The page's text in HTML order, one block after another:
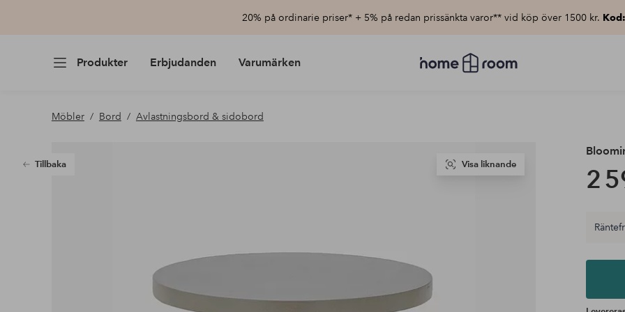
20% på ordinarie priser* + 5% på redan prissänkta varor** vid köp över 1500 kr.
Produkter Erbjudanden Varumärken
Homeroom
–
Möbler Bord Avlastningsbord & sidobord
Tillbaka Visa liknande 2